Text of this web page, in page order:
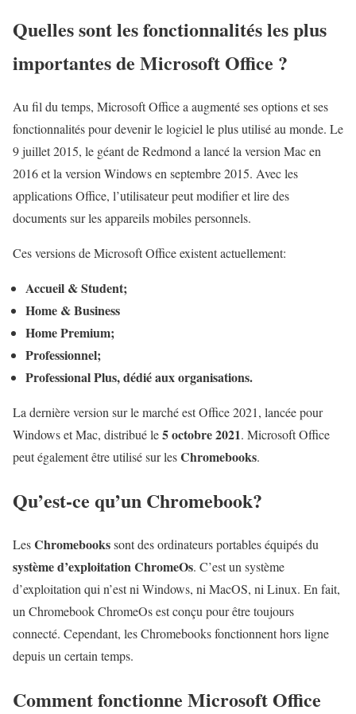
Quelles sont les fonctionnalités les plus
importantes de Microsoft Office ?
Au fil du temps, Microsoft Office a augmenté ses options et ses
fonctionnalités pour devenir le logiciel le plus utilisé au monde. Le
9 juillet 2015, le géant de Redmond a lancé la version Mac en
2016 et la version Windows en septembre 2015. Avec les
applications Office, l’utilisateur peut modifier et lire des
documents sur les appareils mobiles personnels.
Ces versions de Microsoft Office existent actuellement:
Accueil & Student;
Home & Business
Home Premium;
Professionnel;
Professional Plus, dédié aux organisations.
La dernière version sur le marché est Office 2021, lancée pour
Windows et Mac, distribué le5 octobre 2021. Microsoft Office
peut également être utilisé sur lesChromebooks.
Qu’est-ce qu’un Chromebook?
LesChromebookssont des ordinateurs portables équipés du
système d’exploitation ChromeOs. C’est un système
d’exploitation qui n’est ni Windows, ni MacOS, ni Linux. En fait,
un Chromebook ChromeOs est conçu pour être toujours
connecté. Cependant, les Chromebooks fonctionnent hors ligne
depuis un certain temps.
Comment fonctionne Microsoft Office